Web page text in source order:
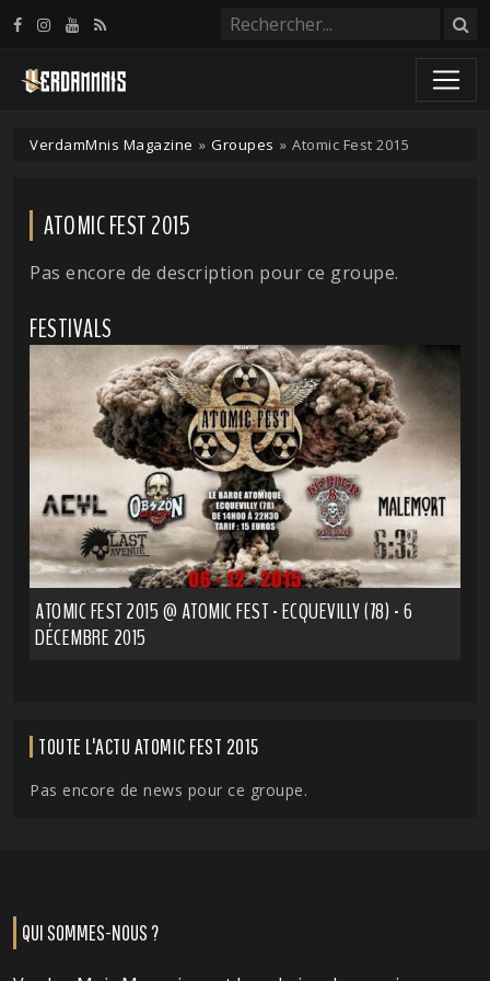
VerdamMnis Magazine » Groupes » Atomic Fest 2015
ATOMIC FEST 2015
Pas encore de description pour ce groupe.
FESTIVALS
ATOMIC FEST 2015 @ ATOMIC FEST - ECQUEVILLY (78) - 6
DÉCEMBRE 2015
TOUTE L'ACTU ATOMIC FEST 2015
Pas encore de news pour ce groupe.
QUI SOMMES-NOUS ?
Panneau de gestion des cookies